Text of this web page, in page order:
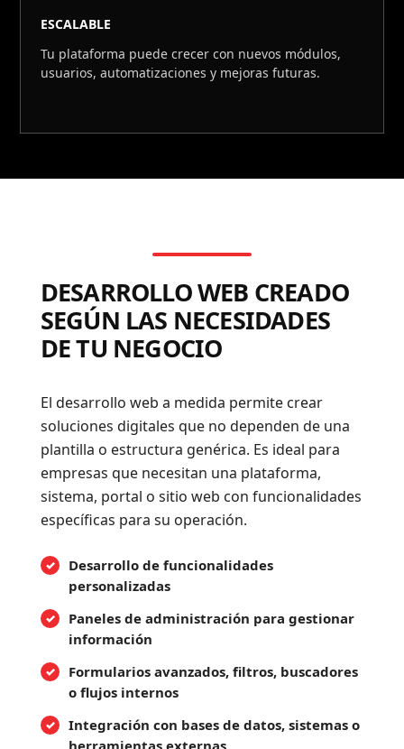
ESCALABLE
Tu plataforma puede crecer con nuevos módulos,
usuarios, automatizaciones y mejoras futuras.
DESARROLLO WEB CREADO
SEGÚN LAS NECESIDADES
DE TU NEGOCIO
El desarrollo web a medida permite crear
soluciones digitales que no dependen de una
plantilla o estructura genérica. Es ideal para
empresas que necesitan una plataforma,
sistema, portal o sitio web con funcionalidades
específicas para su operación.
Desarrollo de funcionalidades
personalizadas
Paneles de administración para gestionar
información
Formularios avanzados, filtros, buscadores
o flujos internos
Integración con bases de datos, sistemas o
herramientas externas